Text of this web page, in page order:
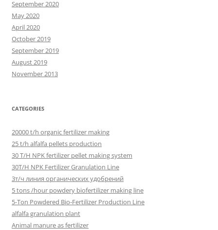
September 2020
May 2020
April 2020
October 2019
September 2019
August 2019
November 2013
CATEGORIES
20000 t/h organic fertilizer making
25 t/h alfalfa pellets production
30 T/H NPK fertilizer pellet making system
30T/H NPK Fertilizer Granulation Line
3т/ч линия органических удобрений
5 tons /hour powdery biofertilizer making line
5-Ton Powdered Bio-Fertilizer Production Line
alfalfa granulation plant
Animal manure as fertilizer